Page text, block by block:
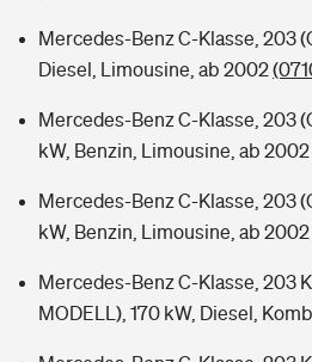
Mercedes-Benz C-Klasse, 203
Diesel, Limousine, ab 2002
Mercedes-Benz C-Klasse, 203
kW, Benzin, Limousine, ab 2002
Mercedes-Benz C-Klasse, 203
kW, Benzin, Limousine, ab 2002
Mercedes-Benz C-Klasse, 203
MODELL), 170 kW, Diesel,